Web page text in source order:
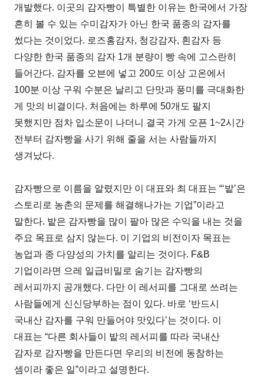
개발했다. 이곳의 감자빵이 특별한 이유는 한국에서 가장
흔히 볼 수 있는 수미감자가 아닌 한국 품종의 감자를
썼다는 것이었다. 로즈홍감자, 청강감자, 흰감자 등
다양한 한국 품종의 감자 1개 분량이 빵 속에 고스란히
들어간다. 감자를 오븐에 넣고 200도 이상 고온에서
100분 이상 구워 수분은 날리고 단맛과 풍미를 극대화한
게 맛의 비결이다. 처음에는 하루에 50개도 팔지
못했지만 점차 입소문이 나더니 결국 가게 오픈 1~2시간
전부터 감자빵을 사기 위해 줄을 서는 사람들까지
생겨났다.
감자빵으로 이름을 알렸지만 이 대표와 최 대표는 “‘밭’은
스토리로 농촌의 문제를 해결해나가는 기업”이라고
말한다. 밭은 감자빵을 많이 팔아 많은 수익을 내는 것을
주요 목표로 삼지 않는다. 이 기업의 비전이자 목표는
농업과 종 다양성의 가치를 알리는 것이다. F&B
기업이라면 으레 일급비밀로 숨기는 감자빵의
레서피까지 공개했다. 다만 이 레서피를 그대로 쓰려는
사람들에게 신신당부하는 점이 있다. 바로 ‘반드시
국내산 감자를 구워 만들어야 맛있다’는 것이다. 이
대표는 “다른 회사들이 밭의 레서피를 따라 국내산
감자로 감자빵을 만든다면 우리의 비전에 동참하는
셈이라 좋은 일”이라고 설명한다.